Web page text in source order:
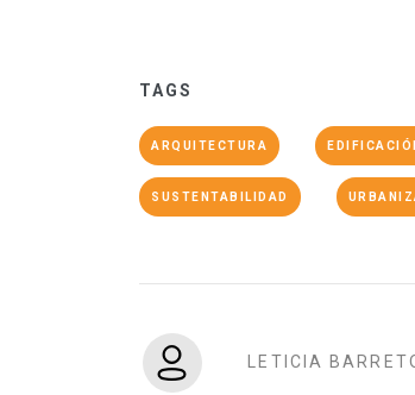
TAGS
ARQUITECTURA
SUSTENTABILIDAD
LETICIA